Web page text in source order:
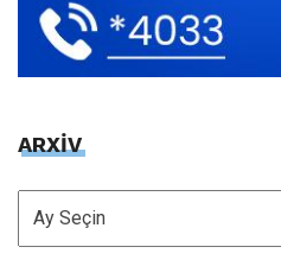
ARXİV
ARXİV